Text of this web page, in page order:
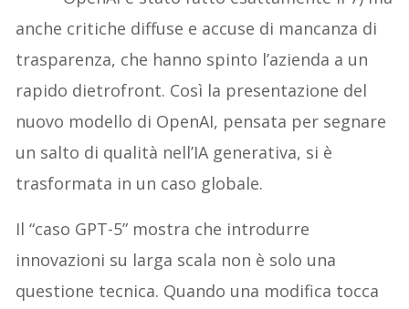
anche critiche diffuse e accuse di mancanza di
trasparenza, che hanno spinto l’azienda a un
rapido dietrofront. Così la presentazione del
nuovo modello di OpenAI, pensata per segnare
un salto di qualità nell’IA generativa, si è
trasformata in un caso globale.
Il “caso GPT-5” mostra che introdurre
innovazioni su larga scala non è solo una
questione tecnica. Quando una modifica tocca